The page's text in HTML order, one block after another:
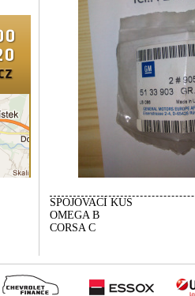
SPOJOVACÍ KUS
OMEGA B
CORSA C